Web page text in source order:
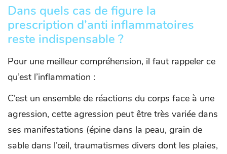
Dans quels cas de figure la
prescription d’anti inflammatoires
reste indispensable ?
Pour une meilleur compréhension, il faut rappeler ce
qu’est l’inflammation :
C’est un ensemble de réactions du corps face à une
agression, cette agression peut être très variée dans
ses manifestations (épine dans la peau, grain de
sable dans l’œil, traumatismes divers dont les plaies,